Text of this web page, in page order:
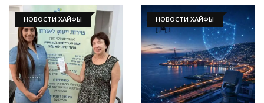
НОВОСТИ ХАЙФЫ НОВОСТИ ХАЙФЫ